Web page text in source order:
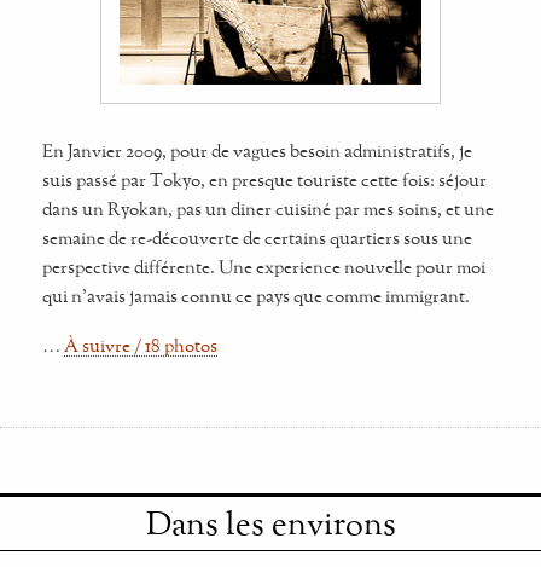
En Janvier 2009, pour de vagues besoin administratifs, je
suis passé par Tokyo, en presque touriste cette fois: séjour
dans un Ryokan, pas un diner cuisiné par mes soins, et une
semaine de re-découverte de certains quartiers sous une
perspective différente. Une experience nouvelle pour moi
qui n'avais jamais connu ce pays que comme immigrant.
… À suivre / 18 photos
Dans les environs